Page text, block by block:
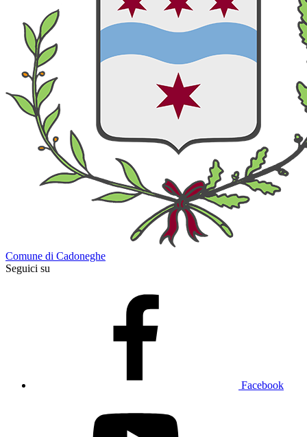
Comune di Cadoneghe
Seguici su
Facebook